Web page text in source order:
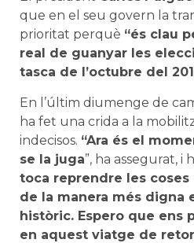
que en el seu govern la
prioritat perquè “és clau
real de guanyar les
tasca de l’octubre del
En l’últim diumenge de
ha fet una crida a la
indecisos. “Ara és el
se la juga”, ha assegurat, i
toca reprendre les
de la manera més digna
històric. Espero que ens
en aquest viatge de